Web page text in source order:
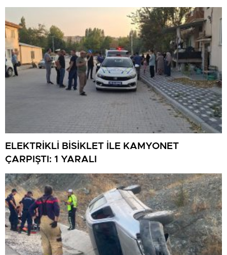
ELEKTRİKLİ BİSİKLET İLE KAMYONET
ÇARPIŞTI: 1 YARALI